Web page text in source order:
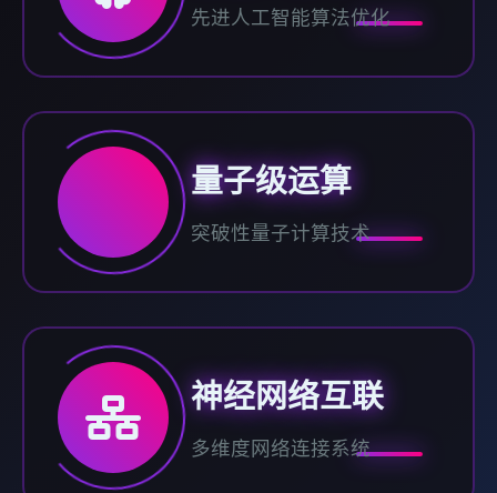
先进人工智能算法优化
量子级运算
突破性量子计算技术
神经网络互联
多维度网络连接系统